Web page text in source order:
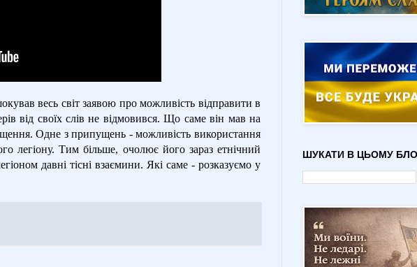
весь світ заявою про можливість відправити в
від своїх слів не відмовився. Що саме він мав на
Одне з припущень - можливість використання
легіону. Тим більше, очолює його зараз етнічний
давні тісні взаємини. Які саме - розказуємо у
ШУКАТИ В ЦЬОМУ